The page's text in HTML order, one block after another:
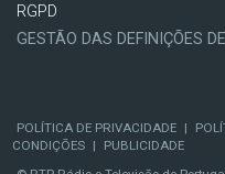
RGPD
GESTÃO DAS DEFINIÇÕES
POLÍTICA DE PRIVACIDADE |
CONDIÇÕES |
PUBLICIDADE